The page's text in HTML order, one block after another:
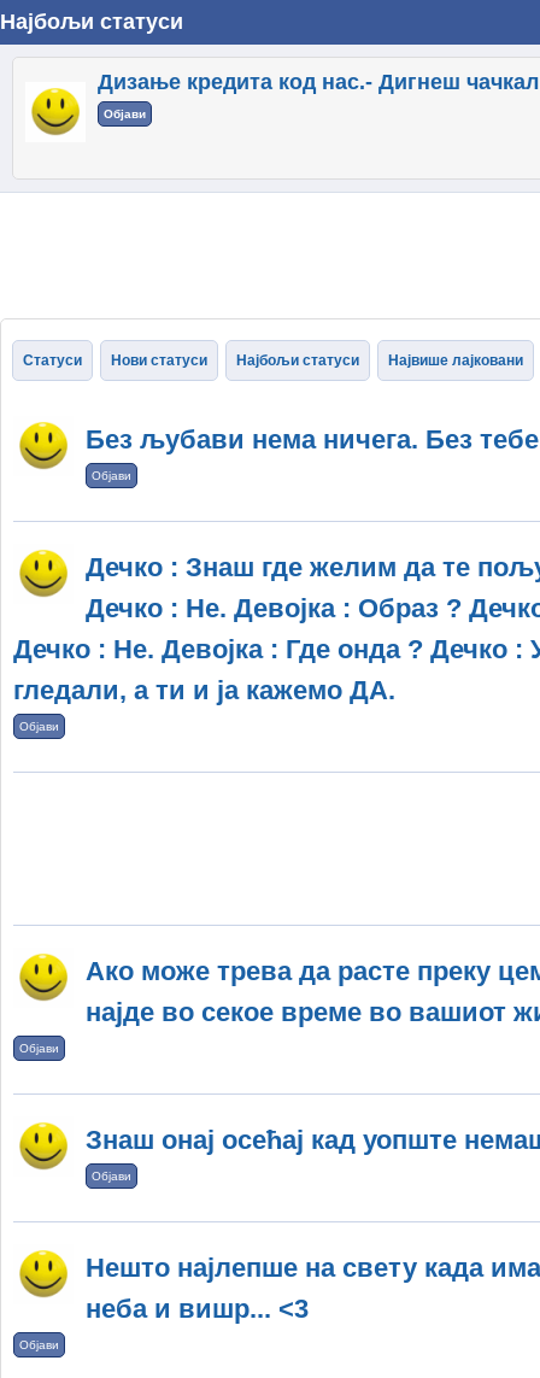
Најбољи статуси
Дизање кредита код нас.- Дигнеш
Објави
Статуси Нови статуси Најбољи статуси Највише лајковани
Без љубави нема ничега. Без
Објави
Дечко : Знаш где желим да те
Дечко : Не. Девојка : Образ ?
Дечко : Не. Девојка : Где онда ? Дечко :
гледали, а ти и ја кажемо ДА.
Објави
Ако може трева да расте преку
најде во секое време во вашиот
Објави
Знаш онај осећај кад уопште
Објави
Нешто најлепше на свету када
неба и вишр... <3
Објави